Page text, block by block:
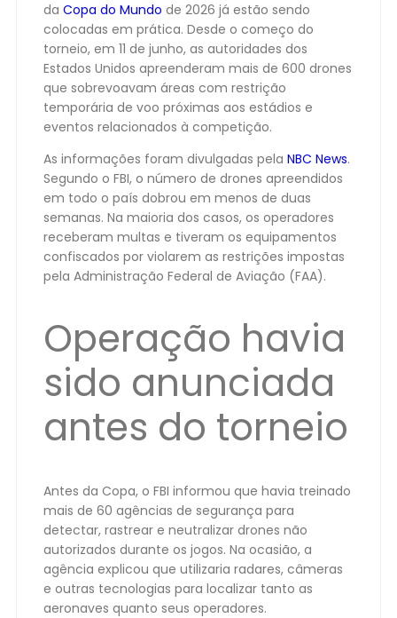
da Copa do Mundo de 2026 já estão sendo
colocadas em prática. Desde o começo do
torneio, em 11 de junho, as autoridades dos
Estados Unidos apreenderam mais de 600 drones
que sobrevoavam áreas com restrição
temporária de voo próximas aos estádios e
eventos relacionados à competição.
As informações foram divulgadas pela NBC News.
Segundo o FBI, o número de drones apreendidos
em todo o país dobrou em menos de duas
semanas. Na maioria dos casos, os operadores
receberam multas e tiveram os equipamentos
confiscados por violarem as restrições impostas
pela Administração Federal de Aviação (FAA).
Operação havia
sido anunciada
antes do torneio
Antes da Copa, o FBI informou que havia treinado
mais de 60 agências de segurança para
detectar, rastrear e neutralizar drones não
autorizados durante os jogos. Na ocasião, a
agência explicou que utilizaria radares, câmeras
e outras tecnologias para localizar tanto as
aeronaves quanto seus operadores.